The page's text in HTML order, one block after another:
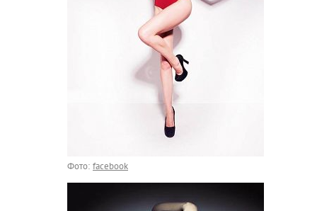
Фото: facebook